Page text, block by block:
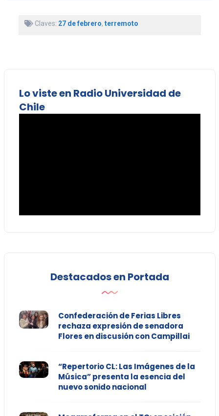
Claves: 27 de febrero, terremoto
Lo viste en Radio Universidad de
Chile
Destacados en Portada
Confederación de Ferias Libres
rechaza expresión de senadora
Flores en discusión con Campillai
“Repertorio CL: Las Imágenes de la
Música” presenta la esencia del
nuevo sonido nacional